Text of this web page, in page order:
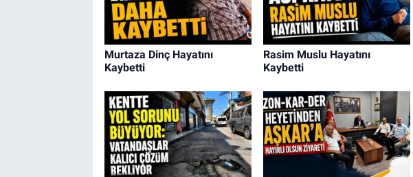
Murtaza Dinç Hayatını
Kaybetti
Rasim Muslu Hayatını
Kaybetti